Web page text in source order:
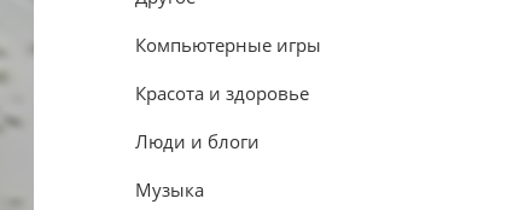
Компьютерные игры
Красота и здоровье
Люди и блоги
Музыка